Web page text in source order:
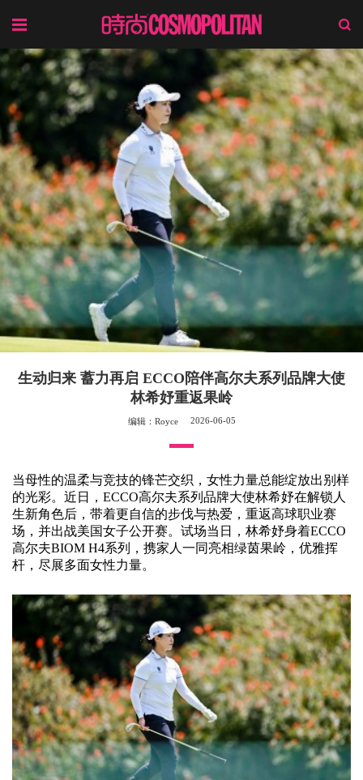
生动归来 蓄力再启 ECCO陪伴高尔夫系列品牌大使
林希妤重返果岭
编辑：Royce 2026-06-05
当母性的温柔与竞技的锋芒交织，女性力量总能绽放出别样
的光彩。 近日 ， ECCO高尔夫系列品牌大使林希妤在解锁人
生新角色后，带着更自信的步伐与热爱，重返高球职业赛
场，并出战美国女子公开赛。试场当日，林希妤身着ECCO
高尔夫BIOM H4系列，携家人一同亮相绿茵果岭，优雅挥
杆，尽展多面女性力量。